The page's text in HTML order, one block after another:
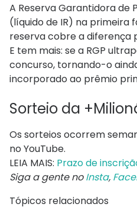
A Reserva Garantidora de
(líquido de IR) na primeira
reserva cobre a diferença
E tem mais: se a RGP
concurso, tornando-o
incorporado ao prêmio
Sorteio da
Os sorteios ocorrem
no YouTube.
LEIA MAIS: Prazo de
Siga a gente noInsta,
Tópicos relacionados